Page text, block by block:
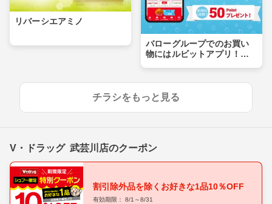
リバーシエアミノ
バローグループでのお買い
物にはルビットアプリ！ダ
チラシをもっと見る
V・ドラッグ 武芸川店のクーポン
割引除外品を除くお好きな1品10％OFF
有効期限： 8/1～8/31